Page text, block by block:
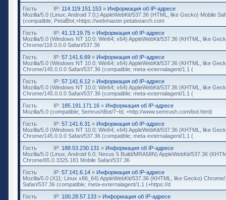
Гость
IP: 114.119.151.153 » Информация об IP-адресе
Mozilla/5.0 (Linux; Android 7.0;) AppleWebKit/537.36 (HTML, like Gecko) Mobile
(compatible; PetalBot;+https://webmaster.petalsearch.com
Гость
IP: 41.13.19.75 » Информация об IP-адресе
Mozilla/5.0 (Windows NT 10.0; Win64; x64) AppleWebKit/537.36 (KHTML, like
Chrome/118.0.0.0 Safari/537.36
Гость
IP: 57.141.6.69 » Информация об IP-адресе
Mozilla/5.0 (Windows NT 10.0; Win64; x64) AppleWebKit/537.36 (KHTML, like
Chrome/145.0.0.0 Safari/537.36 (compatible; meta-externalagent/1.1 (
Гость
IP: 57.141.6.12 » Информация об IP-адресе
Mozilla/5.0 (Windows NT 10.0; Win64; x64) AppleWebKit/537.36 (KHTML, like
Chrome/145.0.0.0 Safari/537.36 (compatible; meta-externalagent/1.1 (
Гость
IP: 185.191.171.16 » Информация об IP-адресе
Mozilla/5.0 (compatible; SemrushBot/7~bl; +http://www.semrush.com/bot.html)
Гость
IP: 57.141.6.31 » Информация об IP-адресе
Mozilla/5.0 (Windows NT 10.0; Win64; x64) AppleWebKit/537.36 (KHTML, like
Chrome/145.0.0.0 Safari/537.36 (compatible; meta-externalagent/1.1 (
Гость
IP: 188.53.230.131 » Информация об IP-адресе
Mozilla/5.0 (Linux; Android 6.0; Nexus 5 Build/MRA58N) AppleWebKit/537.36
Chrome/65.0.3325.181 Mobile Safari/537.36
Гость
IP: 57.141.6.14 » Информация об IP-адресе
Mozilla/5.0 (X11; Linux x86_64) AppleWebKit/537.36 (KHTML, like Gecko)
Safari/537.36 (compatible; meta-externalagent/1.1 (+https://d
Гость
IP: 100.28.57.133 » Информация об IP-адресе